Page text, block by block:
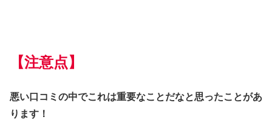
【注意点】
悪い口コミの中でこれは重要なことだなと思ったことがあ
ります！